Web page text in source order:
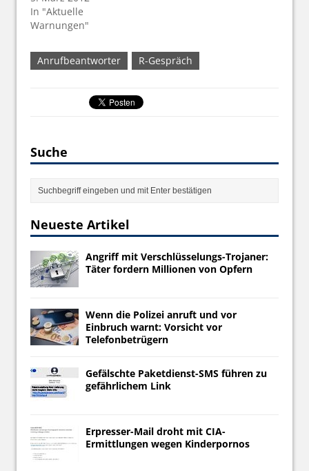
In "Aktuelle
Warnungen"
Anrufbeantworter R-Gespräch
Suche
Neueste Artikel
Angriff mit Verschlüsselungs-Trojaner:
Täter fordern Millionen von Opfern
Wenn die Polizei anruft und vor
Einbruch warnt: Vorsicht vor
Telefonbetrügern
Gefälschte Paketdienst-SMS führen zu
gefährlichem Link
Erpresser-Mail droht mit CIA-
Ermittlungen wegen Kinderpornos